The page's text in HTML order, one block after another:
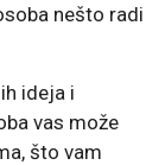
nešto radi
ideja i
vas može
što vam